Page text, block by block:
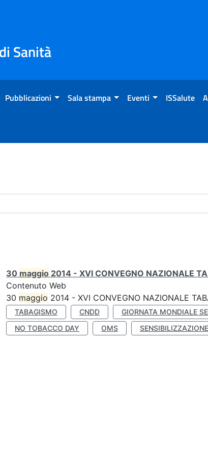
Sanità
Pubblicazioni Sala stampa Eventi ISSalute
30 maggio 2014 - XVI CONVEGNO NAZIONALE
Contenuto Web
30 maggio 2014 - XVI CONVEGNO NAZIONALE
TABAGISMO CNDD GIORNATA MONDIALE
NO TOBACCO DAY
OMS SENSIBILIZZAZIONE